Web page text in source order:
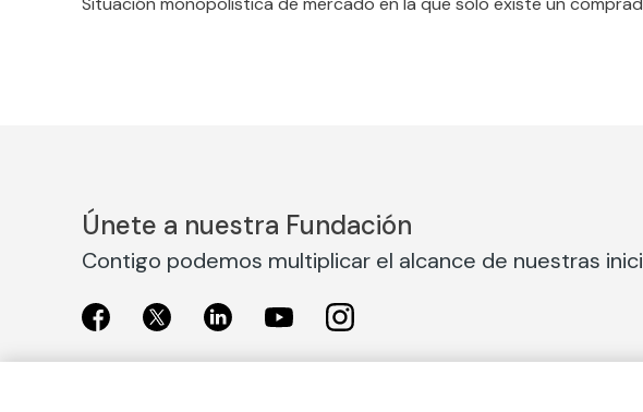
Únete a nuestra Fundación
Contigo podemos multiplicar el alcance de nuestras